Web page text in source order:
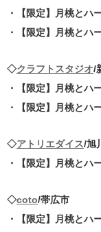
・【限定】月桃とハ
・【限定】月桃とハ
◇クラフトスタジオ/
・【限定】月桃とハ
・【限定】月桃とハ
◇アトリエダイス/旭
・【限定】月桃とハ
◇coto/帯広市
・【限定】月桃とハ